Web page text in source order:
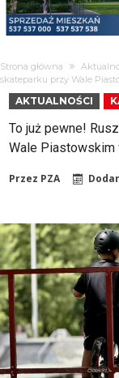
Strona główna
skateparku przy Wale
AKTUALNOŚCI
To już pewne!
Wale Piastowskim
Przez PZA